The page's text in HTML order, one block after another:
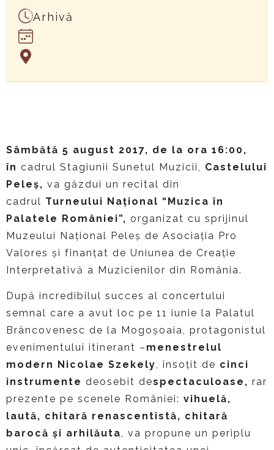
Arhivă
Sâmbătă 5 august 2017, de la ora 16:00,
în cadrul Stagiunii Sunetul Muzicii,
Castelului
Peleș, va găzdui un recital din
cadrul Turneului Național “Muzica în
Palatele României”, organizat cu sprijinul
Muzeului Național Peleș de Asociația Pro
Valores și finanțat de Uniunea de Creație
Interpretativă a Muzicienilor din România.
După incredibilul succes al concertului
semnal care a avut loc pe 11 iunie la Palatul
Brâncovenesc de la Mogoșoaia, protagonistul
evenimentului itinerant – menestrelul
modern Nicolae Szekely, însoțit de cinci
instrumente deosebit despectaculoase, rar
prezente pe scenele României: vihuelă,
laută, chitară renascentistă, chitară
barocă și arhilăuta, va propune un periplu